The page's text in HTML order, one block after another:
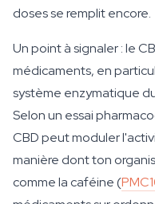
doses se remplit encore.
Un point à signaler : le
médicaments, en
système enzymatique
Selon un essai
CBD peut moduler
manière dont ton
comme la caféine (